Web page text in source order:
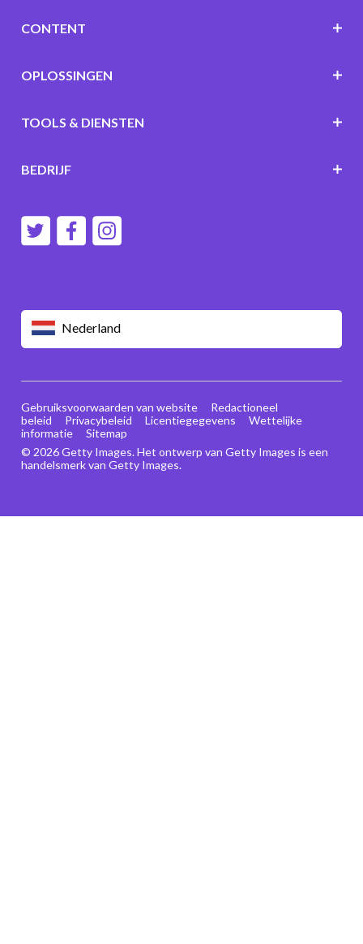
Nederland
CONTENT
OPLOSSINGEN
TOOLS & DIENSTEN
BEDRIJF
© 2026 Getty Images. Het ontwerp van Getty Images is een
handelsmerk van Getty Images.
Gebruiksvoorwaarden van website
Redactioneel
beleid
Privacybeleid Licentiegegevens
Wettelijke
informatie
Sitemap